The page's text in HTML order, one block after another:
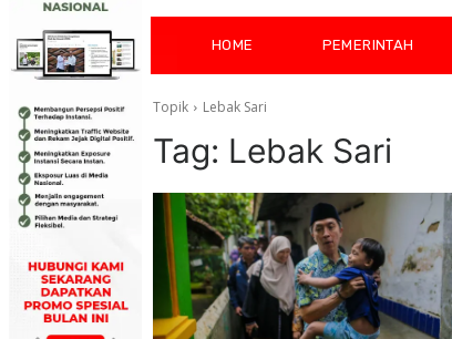
HOME PEMERINTAH
Topik Lebak Sari
Tag: Lebak Sari